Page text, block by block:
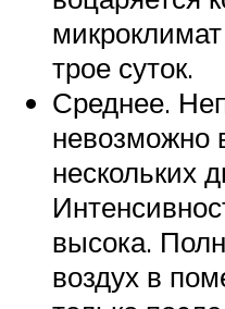
трое суток.
Среднее.
невозможно
нескольких
высока.
воздух в